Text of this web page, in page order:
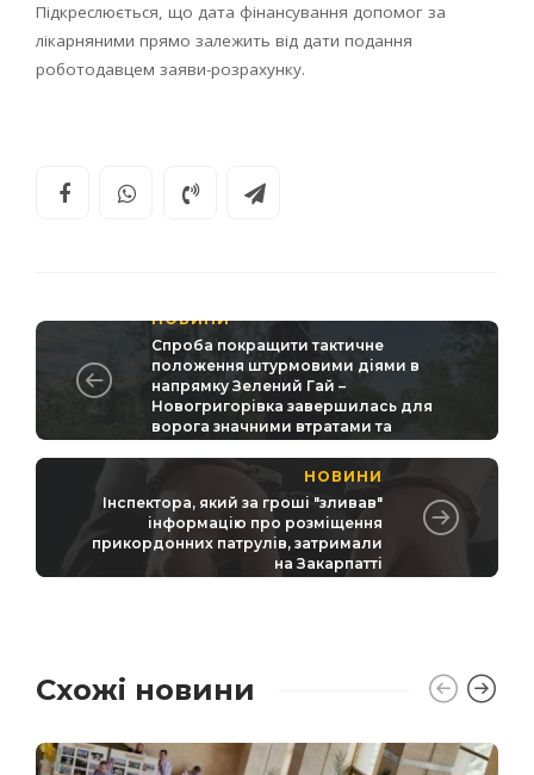
Підкреслюється, що дата фінансування допомог за
лікарняними прямо залежить від дати подання
роботодавцем заяви-розрахунку.
НОВИНИ
Спроба покращити тактичне
положення штурмовими діями в
напрямку Зелений Гай –
Новогригорівка завершилась для
ворога значними втратами та
НОВИНИ
Інспектора, який за гроші "зливав"
інформацію про розміщення
прикордонних патрулів, затримали
на Закарпатті
Схожі новини